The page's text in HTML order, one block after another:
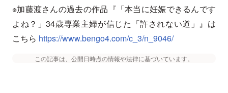
※加藤渡さんの過去の作品『「本当に妊娠できるんです
よね？」34歳専業主婦が信じた「許されない道」』は
こちら https://www.bengo4.com/c_3/n_9046/
この記事は、公開日時点の情報や法律に基づいています。